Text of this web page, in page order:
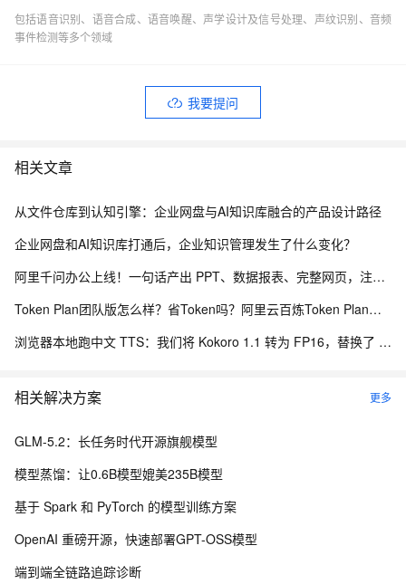
其中，表示逐元素相乘，是需要学习的系数参数。这是单向的
FSMN，因为只考虑了t时刻过去的信息，若要考虑未来的信息，只
模块的输出可以视作t时刻的上下文的信息，与t时刻的隐藏层输出一
起送入下一隐藏层。下一隐藏层的计算方式为：
的计算方式为：
包括语音识别、语音合成、语音唤醒、声学设计及信号处理、声纹识别、音频
事件检测等多个领域
我要提问
相关文章
从文件仓库到认知引擎：企业网盘与AI知识库融合的产品设计路径
企业网盘和AI知识库打通后，企业知识管理发生了什么变化？
阿里千问办公上线！一句话产出 PPT、数据报表、完整网页，注册送2000积分
Token Plan团队版怎么样？省Token吗？阿里云百炼Token Plan团队版购买指南
浏览器本地跑中文 TTS：我们将 Kokoro 1.1 转为 FP16，替换了 Piper 中文配音
相关解决方案 更多
GLM-5.2：长任务时代开源旗舰模型
模型蒸馏：让0.6B模型媲美235B模型
基于 Spark 和 PyTorch 的模型训练方案
OpenAI 重磅开源，快速部署GPT-OSS模型
端到端全链路追踪诊断